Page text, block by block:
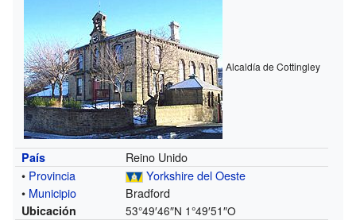
Alcaldía de Cottingley
País
Reino Unido
• Provincia
Yorkshire del Oeste
• Municipio Bradford
Ubicación 53°49′46″N 1°49′51″O